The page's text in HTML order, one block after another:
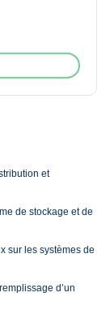
et
de stockage et de
sur les systèmes de
d’un